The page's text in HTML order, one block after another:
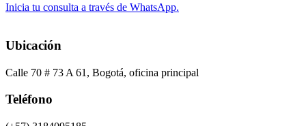
Inicia tu consulta a través de WhatsApp.
Ubicación
Calle 70 # 73 A 61, Bogotá, oficina principal
Teléfono